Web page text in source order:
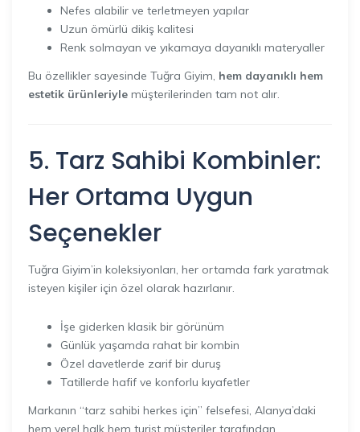
Nefes alabilir ve terletmeyen yapılar
Uzun ömürlü dikiş kalitesi
Renk solmayan ve yıkamaya dayanıklı materyaller
Bu özellikler sayesinde Tuğra Giyim, hem dayanıklı hem
estetik ürünleriyle müşterilerinden tam not alır.
5. Tarz Sahibi Kombinler:
Her Ortama Uygun
Seçenekler
Tuğra Giyim’in koleksiyonları, her ortamda fark yaratmak
isteyen kişiler için özel olarak hazırlanır.
İşe giderken klasik bir görünüm
Günlük yaşamda rahat bir kombin
Özel davetlerde zarif bir duruş
Tatillerde hafif ve konforlu kıyafetler
Markanın “tarz sahibi herkes için” felsefesi, Alanya’daki
hem yerel halk hem turist müşteriler tarafından